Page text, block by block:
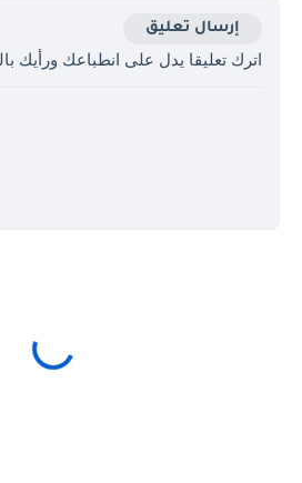
إرسال تعليق
اترك تعليقا يدل على انطباعك ورأيك